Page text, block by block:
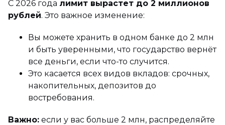
С 2026 года лимит вырастет до 2 миллионов
рублей. Это важное изменение:
Вы можете хранить в одном банке до 2 млн
и быть уверенными, что государство вернёт
все деньги, если что-то случится.
Это касается всех видов вкладов: срочных,
накопительных, депозитов до
востребования.
Важно: если у вас больше 2 млн, распределяйте